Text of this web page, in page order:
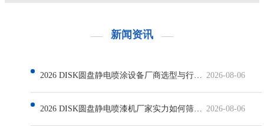
新闻资讯
2026-08-06
2026-08-06